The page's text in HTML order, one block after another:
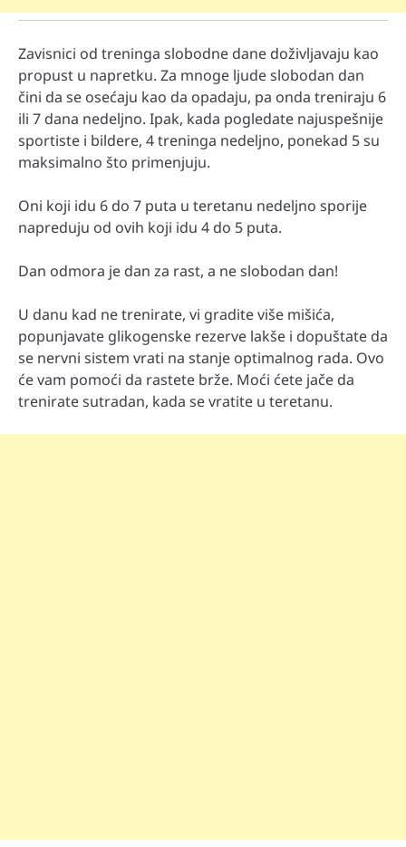
Zavisnici od treninga slobodne dane doživljavaju kao
propust u napretku. Za mnoge ljude slobodan dan
čini da se osećaju kao da opadaju, pa onda treniraju 6
ili 7 dana nedeljno. Ipak, kada pogledate najuspešnije
sportiste i bildere, 4 treninga nedeljno, ponekad 5 su
maksimalno što primenjuju.
Oni koji idu 6 do 7 puta u teretanu nedeljno sporije
napreduju od ovih koji idu 4 do 5 puta.
Dan odmora je dan za rast, a ne slobodan dan!
U danu kad ne trenirate, vi gradite više mišića,
popunjavate glikogenske rezerve lakše i dopuštate da
se nervni sistem vrati na stanje optimalnog rada. Ovo
će vam pomoći da rastete brže. Moći ćete jače da
trenirate sutradan, kada se vratite u teretanu.